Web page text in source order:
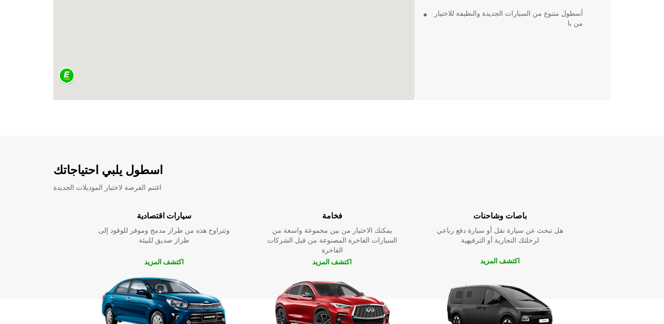
أسطول متنوع من السيارات الجديدة والنظيفة للاختيار
من با
اسطول يلبي احتياجاتك
اغتنم الفرصة لاختبار الموديلات الجديدة
سيارات اقتصادية
وتتراوح هذه من طراز مدمج وموفر للوقود إلى
طراز صديق للبيئة
اكتشف المزيد
فخامة
يمكنك الاختيار من بين مجموعة واسعة من
السيارات الفاخرة المصنوعة من قبل الشركات
الفاخرة
اكتشف المزيد
باصات وشاحنات
هل تبحث عن سيارة نقل أو سيارة دفع رباعي
لرحلتك التجارية أو الترفيهية
اكتشف المزيد